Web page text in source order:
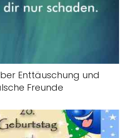
Enttäuschung und
Freunde